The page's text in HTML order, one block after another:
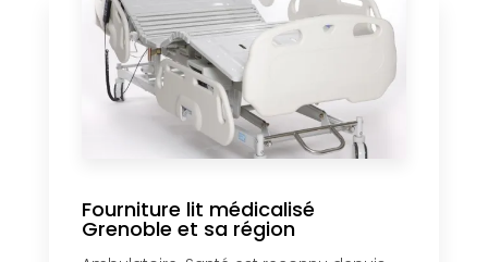
Fourniture lit médicalisé
Grenoble et sa région